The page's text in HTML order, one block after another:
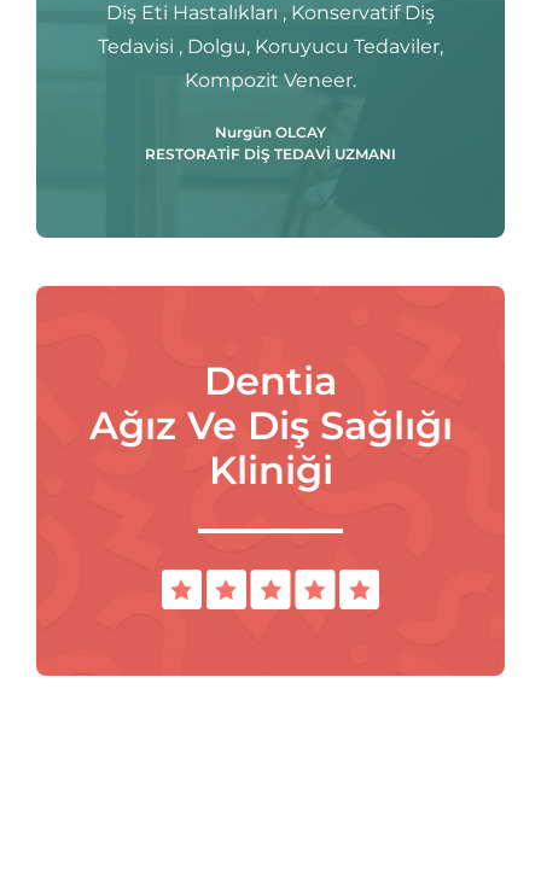
Diş Eti Hastalıkları , Konservatif Diş
Tedavisi , Dolgu, Koruyucu Tedaviler,
Kompozit Veneer.
Nurgün OLCAY
RESTORATİF DİŞ TEDAVİ UZMANI
Dentia
Ağız Ve Diş Sağlığı
Kliniği